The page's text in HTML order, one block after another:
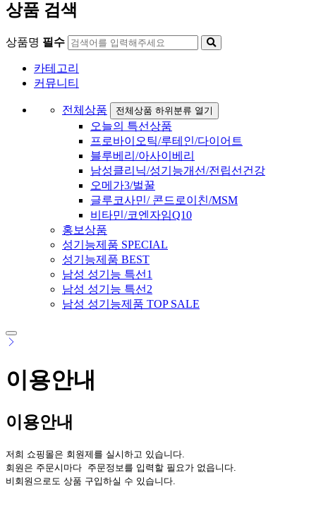
상품 검색
상품명 필수
카테고리
커뮤니티
전체상품 전체상품 하위분류 열기
오늘의 특선상품
프로바이오틱/루테인/다이어트
블루베리/아사이베리
남성클리닉/성기능개선/전립선건강
오메가3/벌꿀
글루코사민/ 콘드로이친/MSM
비타민/코엔자임Q10
홍보상품
성기능제품 SPECIAL
성기능제품 BEST
남성 성기능 특선1
남성 성기능 특선2
남성 성기능제품 TOP SALE
이용안내
이용안내
저희 쇼핑몰은 회원제를 실시하고 있습니다.
회원은 주문시마다 주문정보를 입력할 필요가 없읍니다.
비회원으로도 상품 구입하실 수 있습니다.